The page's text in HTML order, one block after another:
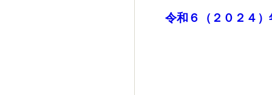
令和６（２０２４